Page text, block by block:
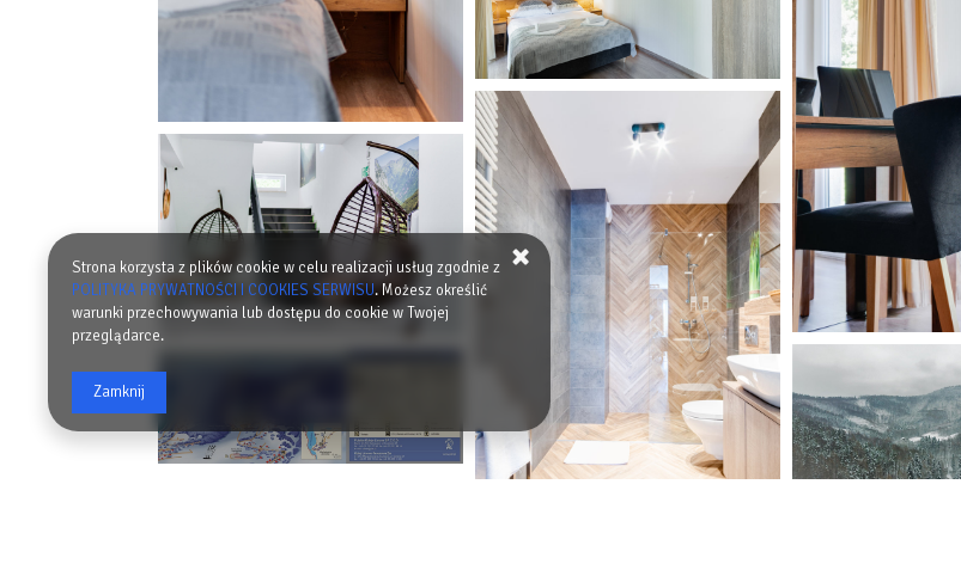
Strona korzysta z plików cookie w celu realizacji usług zgodnie z
POLITYKA PRYWATNOŚCI I COOKIES SERWISU. Możesz określić
warunki przechowywania lub dostępu do cookie w Twojej
przeglądarce.
Zamknij